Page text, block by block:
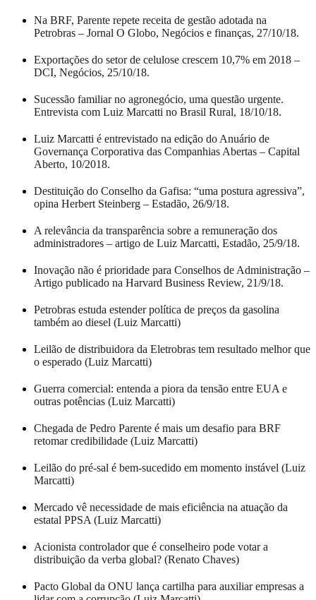
Na BRF, Parente repete receita de gestão adotada na
Petrobras – Jornal O Globo, Negócios e finanças, 27/10/18.
Exportações do setor de celulose crescem 10,7% em 2018 –
DCI, Negócios, 25/10/18.
Sucessão familiar no agronegócio, uma questão urgente.
Entrevista com Luiz Marcatti no Brasil Rural, 18/10/18.
Luiz Marcatti é entrevistado na edição do Anuário de
Governança Corporativa das Companhias Abertas – Capital
Aberto, 10/2018.
Destituição do Conselho da Gafisa: “uma postura agressiva”,
opina Herbert Steinberg – Estadão, 26/9/18.
A relevância da transparência sobre a remuneração dos
administradores – artigo de Luiz Marcatti, Estadão, 25/9/18.
Inovação não é prioridade para Conselhos de Administração –
Artigo publicado na Harvard Business Review, 21/9/18.
Petrobras estuda estender política de preços da gasolina
também ao diesel (Luiz Marcatti)
Leilão de distribuidora da Eletrobras tem resultado melhor que
o esperado (Luiz Marcatti)
Guerra comercial: entenda a piora da tensão entre EUA e
outras potências (Luiz Marcatti)
Chegada de Pedro Parente é mais um desafio para BRF
retomar credibilidade (Luiz Marcatti)
Leilão do pré-sal é bem-sucedido em momento instável (Luiz
Marcatti)
Mercado vê necessidade de mais eficiência na atuação da
estatal PPSA (Luiz Marcatti)
Acionista controlador que é conselheiro pode votar a
distribuição da verba global? (Renato Chaves)
Pacto Global da ONU lança cartilha para auxiliar empresas a